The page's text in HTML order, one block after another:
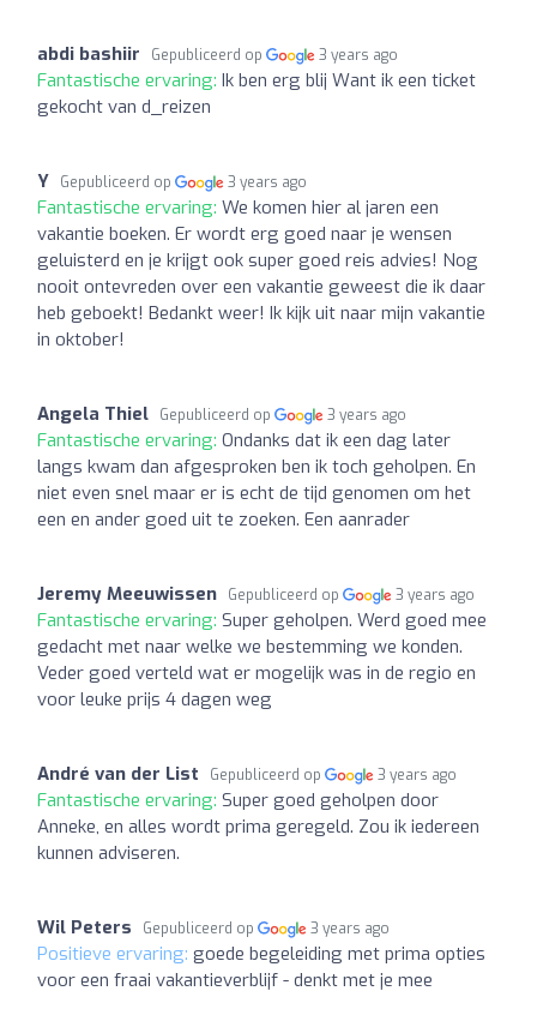
abdi bashiir Gepubliceerd op 3 years ago
Fantastische ervaring: Ik ben erg blij Want ik een ticket
gekocht van d_reizen
Y Gepubliceerd op 3 years ago
Fantastische ervaring: We komen hier al jaren een
vakantie boeken. Er wordt erg goed naar je wensen
geluisterd en je krijgt ook super goed reis advies! Nog
nooit ontevreden over een vakantie geweest die ik daar
heb geboekt! Bedankt weer! Ik kijk uit naar mijn vakantie
in oktober!
Angela Thiel Gepubliceerd op 3 years ago
Fantastische ervaring: Ondanks dat ik een dag later
langs kwam dan afgesproken ben ik toch geholpen. En
niet even snel maar er is echt de tijd genomen om het
een en ander goed uit te zoeken. Een aanrader
Jeremy Meeuwissen Gepubliceerd op 3 years ago
Fantastische ervaring: Super geholpen. Werd goed mee
gedacht met naar welke we bestemming we konden.
Veder goed verteld wat er mogelijk was in de regio en
voor leuke prijs 4 dagen weg
André van der List Gepubliceerd op 3 years ago
Fantastische ervaring: Super goed geholpen door
Anneke, en alles wordt prima geregeld. Zou ik iedereen
kunnen adviseren.
Wil Peters Gepubliceerd op 3 years ago
Positieve ervaring: goede begeleiding met prima opties
voor een fraai vakantieverblijf - denkt met je mee